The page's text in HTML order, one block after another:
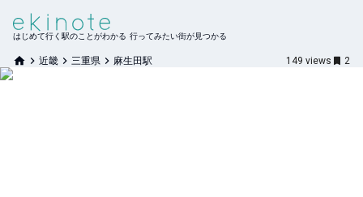
はじめて行く駅のことがわかる 行ってみたい街が見つかる
近畿 三重県 麻生田駅 149 views 2